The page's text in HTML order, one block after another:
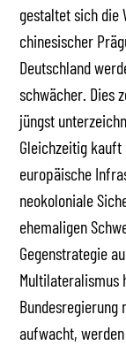
gestaltet sich die
chinesischer
Deutschland
schwächer. Dies
jüngst
Gleichzeitig
europäische
neokoloniale
ehemaligen
Gegenstrategie
Multilateralismus
Bundesregierung
aufwacht,